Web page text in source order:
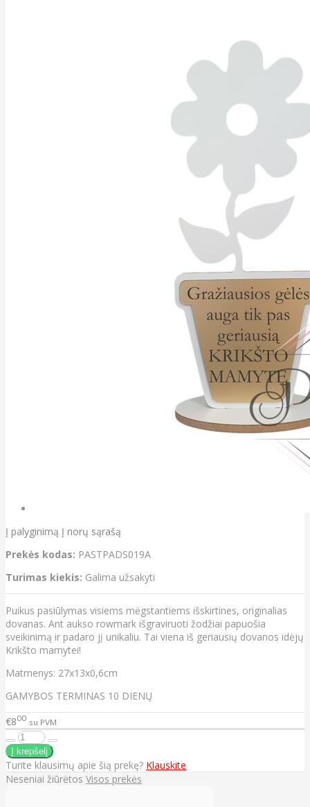
Į palyginimą Į norų sąrašą
Prekės kodas: PASTPADS019A
Turimas kiekis: Galima užsakyti
Puikus pasiūlymas visiems mėgstantiems išskirtines, originalias
dovanas. Ant aukso rowmark išgraviruoti žodžiai papuošia
sveikinimą ir padaro jį unikaliu. Tai viena iš geriausių dovanos idėjų
Krikšto mamytei!
Matmenys: 27x13x0,6cm
GAMYBOS TERMINAS 10 DIENŲ
€800 su PVM
Turite klausimų apie šią prekę? Klauskite
Neseniai žiūrėtos Visos prekės